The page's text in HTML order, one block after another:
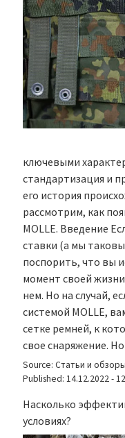
ключевыми
стандартизация и
его история
рассмотрим, как
MOLLE. Введение
ставки (а мы
поспорить, что вы
момент своей
нем. Но на случай,
системой MOLLE,
сетке ремней, к
свое снаряжение.
Source: Статьи и
Published: 14.12.2022 -
Насколько
условиях?